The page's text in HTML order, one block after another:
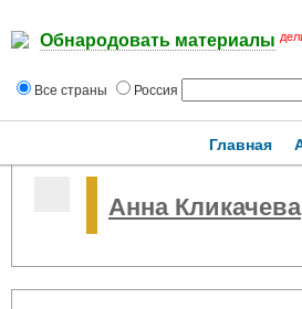
Обнародовать материалы
Все страны Россия
Главная
Анна Кликачева